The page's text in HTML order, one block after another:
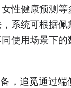
性健康预测等
系统可根据佩
使用场景下
，追觅通过